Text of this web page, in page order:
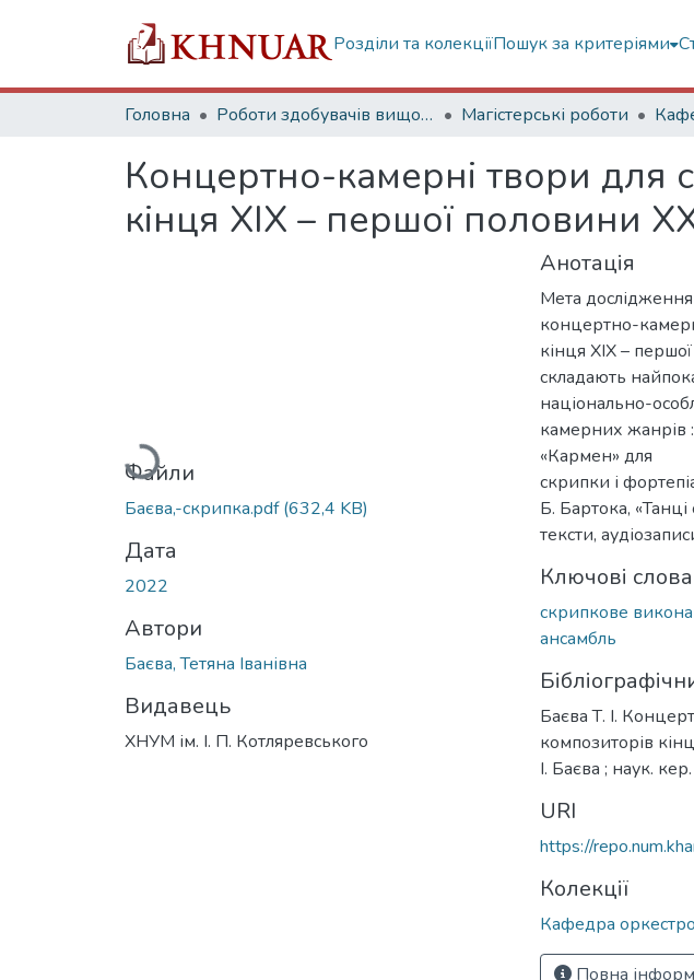
Розділи та колекціїПошук за критеріями
Головна Роботи здобувачів вищої освіти Магістерські роботи
Концертно-камерні твори для
кінця ХІХ – першої половини ХХ
Вантажиться...
Файли
Баєва,-скрипка.pdf(632,4 KB)
Дата
2022
Автори
Баєва, Тетяна Іванівна
Видавець
ХНУМ ім. І. П. Котляревського
Анотація
Мета
концертно-
кінця ХІХ –
складають
національно-
камерних жанрів
«Кармен» для
скрипки і
Б. Бартока,
тексти,
Ключові слова
скрипкове
ансамбль
Баєва Т. І.
композиторів
І. Баєва ; наук.
URI
https://
Колекції
Кафедра
Повна